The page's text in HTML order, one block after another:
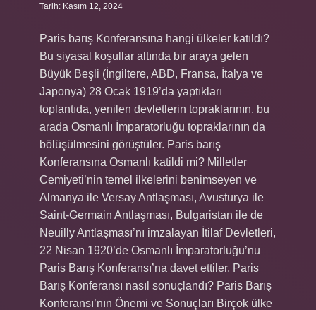
Tarih: Kasım 12, 2024
Paris barış Konferansına hangi ülkeler katıldı?
Bu siyasal koşullar altında bir araya gelen
Büyük Beşli (İngiltere, ABD, Fransa, İtalya ve
Japonya) 28 Ocak 1919’da yaptıkları
toplantıda, yenilen devletlerin topraklarının, bu
arada Osmanlı İmparatorluğu topraklarının da
bölüşülmesini görüştüler. Paris barış
Konferansına Osmanlı katildi mi? Milletler
Cemiyeti’nin temel ilkelerini benimseyen ve
Almanya ile Versay Antlaşması, Avusturya ile
Saint-Germain Antlaşması, Bulgaristan ile de
Neuilly Antlaşması’nı imzalayan İtilaf Devletleri,
22 Nisan 1920’de Osmanlı İmparatorluğu’nu
Paris Barış Konferansı’na davet ettiler. Paris
Barış Konferansı nasıl sonuçlandı? Paris Barış
Konferansı’nın Önemi ve Sonuçları Birçok ülke